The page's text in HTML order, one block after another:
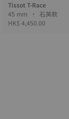
Tissot T-Race
45 mm • 石英款
HK$ 4,450.00